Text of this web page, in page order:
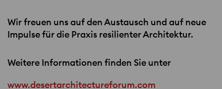
Wir freuen uns auf den Austausch und auf neue
Impulse für die Praxis resilienter Architektur.
Weitere Informationen finden Sie unter
www.desertarchitectureforum.com